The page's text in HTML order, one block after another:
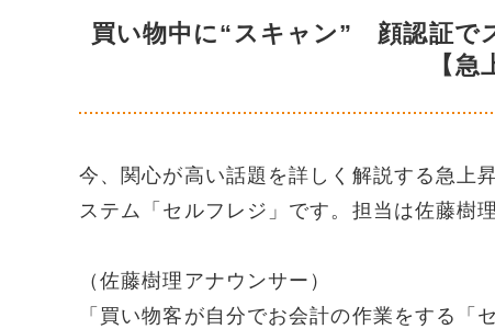
買い物中に“スキャン” 顔認証で
【急
今、関心が高い話題を詳しく解説する急上
ステム「セルフレジ」です。担当は佐藤樹
（佐藤樹理アナウンサー）
「買い物客が自分でお会計の作業をする